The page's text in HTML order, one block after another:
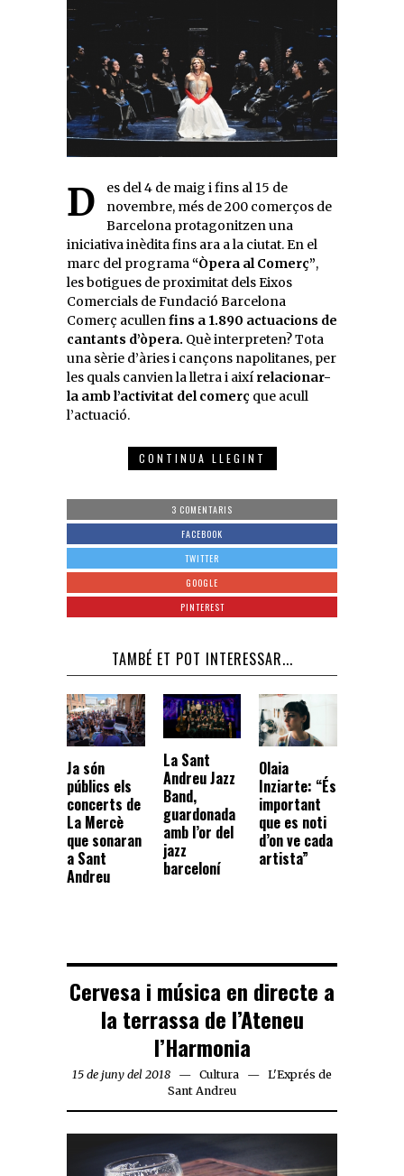
Des del 4 de maig i fins al 15 de
novembre, més de 200 comerços de
Barcelona protagonitzen una
iniciativa inèdita fins ara a la ciutat. En el
marc del programa“Òpera al Comerç”,
les botigues de proximitat dels Eixos
Comercials de Fundació Barcelona
Comerç acullenfins a 1.890 actuacions de
cantants d’òpera. Què interpreten? Tota
una sèrie d’àries i cançons napolitanes, per
les quals canvien la lletra i així relacionar-
la amb l’activitat del comerç que acull
l’actuació.
CONTINUA LLEGINT
3 COMENTARIS
FACEBOOK
TWITTER
GOOGLE
PINTEREST
TAMBÉ ET POT INTERESSAR...
Ja són
públics els
concerts de
La Mercè
que sonaran
a Sant
Andreu
La Sant
Andreu Jazz
Band,
guardonada
amb l’or del
jazz
barceloní
Olaia
Inziarte: “És
important
que es noti
d’on ve cada
artista”
Cervesa i música en directe a
la terrassa de l’Ateneu
l’Harmonia
15 de juny del 2018 Cultura
L'Exprés de
Sant Andreu